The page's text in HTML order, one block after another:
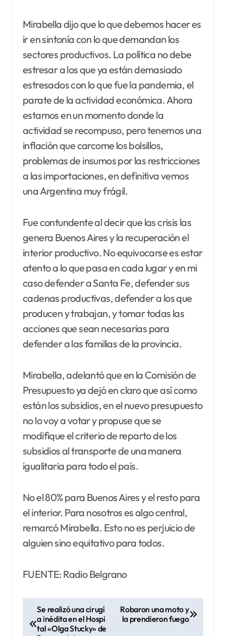
Mirabella dijo que lo que debemos hacer es
ir en sintonía con lo que demandan los
sectores productivos. La política no debe
estresar a los que ya están demasiado
estresados con lo que fue la pandemia, el
parate de la actividad económica. Ahora
estamos en un momento donde la
actividad se recompuso, pero tenemos una
inflación que carcome los bolsillos,
problemas de insumos por las restricciones
a las importaciones, en definitiva vemos
una Argentina muy frágil.
Fue contundente al decir que las crisis las
genera Buenos Aires y la recuperación el
interior productivo. No equivocarse es estar
atento a lo que pasa en cada lugar y en mi
caso defender a Santa Fe, defender sus
cadenas productivas, defender a los que
producen y trabajan, y tomar todas las
acciones que sean necesarias para
defender a las familias de la provincia.
Mirabella, adelantó que en la Comisión de
Presupuesto ya dejó en claro que así como
están los subsidios, en el nuevo presupuesto
no lo voy a votar y propuse que se
modifique el criterio de reparto de los
subsidios al transporte de una manera
igualitaria para todo el país.
No el 80% para Buenos Aires y el resto para
el interior. Para nosotros es algo central,
remarcó Mirabella. Esto no es perjuicio de
alguien sino equitativo para todos.
FUENTE: Radio Belgrano
Se realizó una cirugí
a inédita en el Hospi
tal «Olga Stucky» de
Robaron una moto y
la prendieron fuego